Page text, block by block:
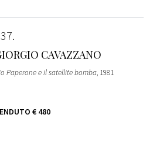
CAVAZZANO
Paperone e il satellite bomba, 1981
€ 480